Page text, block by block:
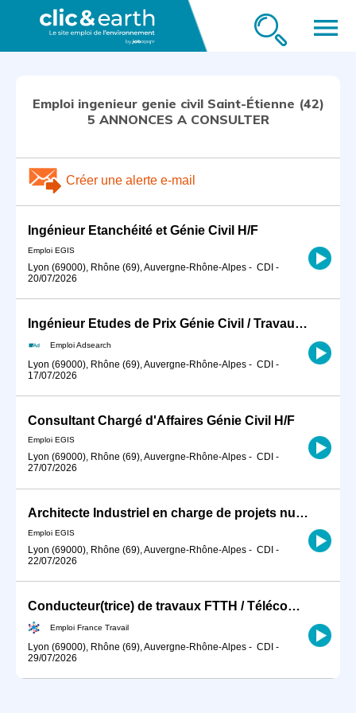
menu
Emploi ingenieur genie civil Saint-Étienne (42)
5 ANNONCES A CONSULTER
Créer une alerte e-mail
Ingénieur Etanchéité et Génie Civil H/F
Emploi EGIS
Lyon (69000), Rhône (69), Auvergne-Rhône-Alpes - CDI -
20/07/2026
Ingénieur Etudes de Prix Génie Civil / Travaux Spéciaux (H/F)
Emploi Adsearch
Lyon (69000), Rhône (69), Auvergne-Rhône-Alpes - CDI -
17/07/2026
Consultant Chargé d'Affaires Génie Civil H/F
Emploi EGIS
Lyon (69000), Rhône (69), Auvergne-Rhône-Alpes - CDI -
27/07/2026
Architecte Industriel en charge de projets nucléaires Internationaux H/F
Emploi EGIS
Lyon (69000), Rhône (69), Auvergne-Rhône-Alpes - CDI -
22/07/2026
Conducteur(trice) de travaux FTTH / Télécom (H/F)
Emploi France Travail
Lyon (69000), Rhône (69), Auvergne-Rhône-Alpes - CDI -
29/07/2026